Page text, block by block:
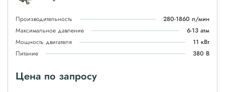
Производительность
280-1860 л/мин
Максимальное давление
6-13 атм
Мощность двигателя
11 кВт
Питание
380 В
Цена по запросу